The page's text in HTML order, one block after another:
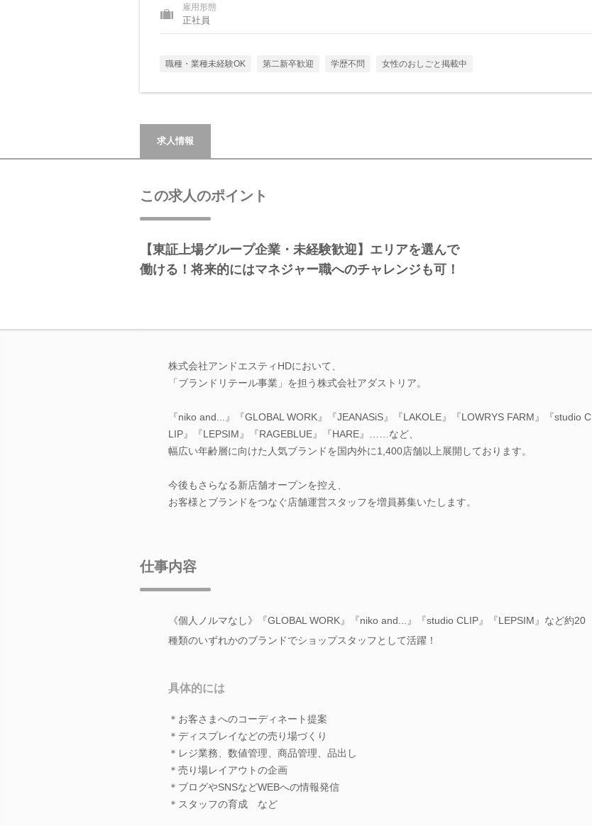
雇用形態
正社員
職種・業種未経験OK 第二新卒歓迎 学歴不問 女性のおしごと掲載中
求人情報
この求人のポイント
【東証上場グループ企業・未経験歓迎】エリアを選んで
働ける！将来的にはマネジャー職へのチャレンジも可！
株式会社アンドエスティHDにおいて、
「ブランドリテール事業」を担う株式会社アダストリア。
『niko and...』『GLOBAL WORK』『JEANASiS』『LAKOLE』『LOWRYS FARM』『studio C
LIP』『LEPSIM』『RAGEBLUE』『HARE』……など、
幅広い年齢層に向けた人気ブランドを国内外に1,400店舗以上展開しております。
今後もさらなる新店舗オープンを控え、
お客様とブランドをつなぐ店舗運営スタッフを増員募集いたします。
仕事内容
《個人ノルマなし》『GLOBAL WORK』『niko and...』『studio CLIP』『LEPSIM』など約20
種類のいずれかのブランドでショップスタッフとして活躍！
具体的には
＊お客さまへのコーディネート提案
＊ディスプレイなどの売り場づくり
＊レジ業務、数値管理、商品管理、品出し
＊売り場レイアウトの企画
＊ブログやSNSなどWEBへの情報発信
＊スタッフの育成 など